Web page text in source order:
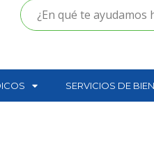
SERVICIOS DE